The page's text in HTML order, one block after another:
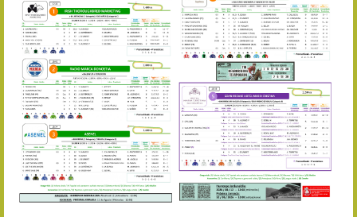
19/07 11:30 Uztailaren 19a / 19 de
25/07 11:30 Uztailaren 25a / 25 de
02/08 17:30 Abuztuaren 2a / 2 de
09/08 17:30 Abuztuaren 9a / 9 de
12/08 12:24 Abuztaren 12a / 12 de
15/08 17:05 Abuztuaren 15a / 15 de